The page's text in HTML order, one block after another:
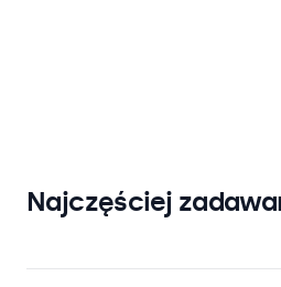
Najczęściej